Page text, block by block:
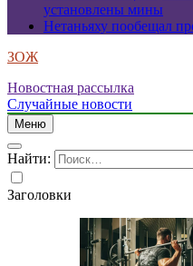
установлены мины
Нетаньяху пообещал
ЗОЖ
Новостная рассылка
Случайные новости
Меню
Найти:
Заголовки